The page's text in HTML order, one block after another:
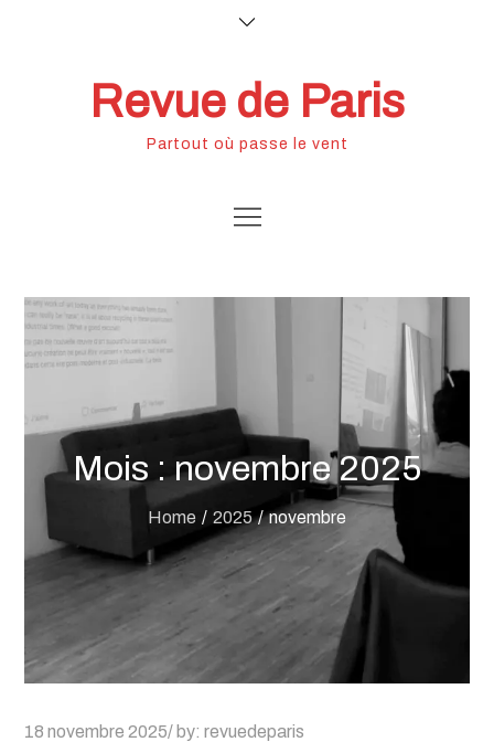
Revue de Paris
Partout où passe le vent
Mois :novembre 2025
Home 2025 novembre
Posted
18 novembre 2025 by:revuedeparis